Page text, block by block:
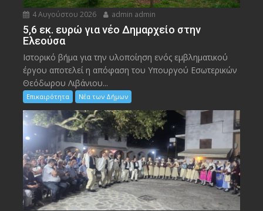
4 Αυγούστου 2026 admin admin
5,6 εκ. ευρώ για νέο Δημαρχείο στην
Ελεούσα
Ιστορικό βήμα για την υλοποίηση ενός εμβληματικού
έργου αποτελεί η απόφαση του Υπουργού Εσωτερικών
Θεόδωρου Λιβάνιου...
Επικαιρότητα Νέα των Δήμων